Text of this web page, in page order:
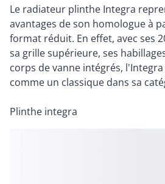
Le radiateur plinthe Integra
avantages de son homologue à
format réduit. En effet, avec ses
sa grille supérieure, ses
corps de vanne intégrés,
comme un classique dans sa
Plinthe integra